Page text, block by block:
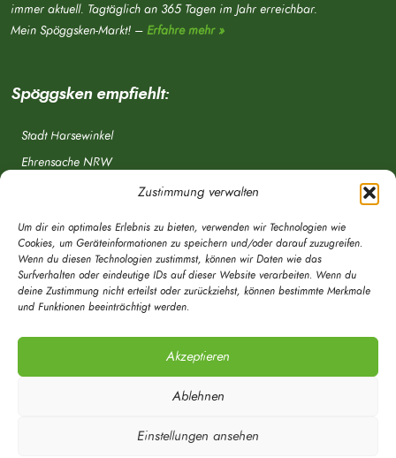
Zustimmung verwalten
Um dir ein optimales Erlebnis zu bieten, verwenden wir Technologien wie
Cookies, um Geräteinformationen zu speichern und/oder darauf zuzugreifen.
Wenn du diesen Technologien zustimmst, können wir Daten wie das
Surfverhalten oder eindeutige IDs auf dieser Website verarbeiten. Wenn du
deine Zustimmung nicht erteilst oder zurückziehst, können bestimmte Merkmale
und Funktionen beeinträchtigt werden.
Akzeptieren
Ablehnen
Einstellungen ansehen
immer aktuell. Tagtäglich an 365 Tagen im Jahr erreichbar.
Mein Spöggsken-Markt! – Erfahre mehr »
Spöggsken empfiehlt:
Stadt Harsewinkel
Ehrensache NRW
OWL Verkehr
Greffen.de
Verkehrsverein Harsewinkel e. V.
© Mein Spöggsken-Markt | Marketingberatung | Timo Röwekamp 2020 - Alle